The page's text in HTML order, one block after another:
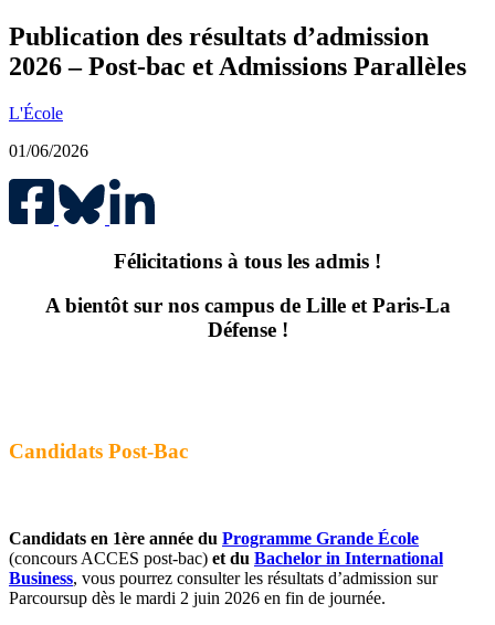
Publication des résultats d’admission
2026 – Post-bac et Admissions Parallèles
L'École
01/06/2026
Félicitations à tous les admis !
A bientôt sur nos campus de Lille et Paris-La
Défense !
Candidats Post-Bac
Candidats en 1ère année du Programme Grande École
(concours ACCES post-bac) et du Bachelor in International
Business, vous pourrez consulter les résultats d’admission sur
Parcoursup dès le mardi 2 juin 2026 en fin de journée.